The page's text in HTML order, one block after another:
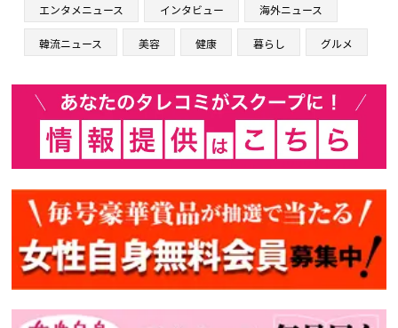
エンタメニュース インタビュー 海外ニュース
韓流ニュース 美容 健康 暮らし グルメ